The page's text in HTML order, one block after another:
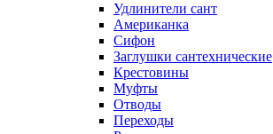
Удлинители сант
Американка
Сифон
Заглушки сантехнические
Крестовины
Муфты
Отводы
Переходы